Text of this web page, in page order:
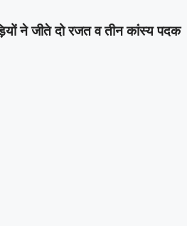
ने जीते दो रजत व तीन कांस्य पदक